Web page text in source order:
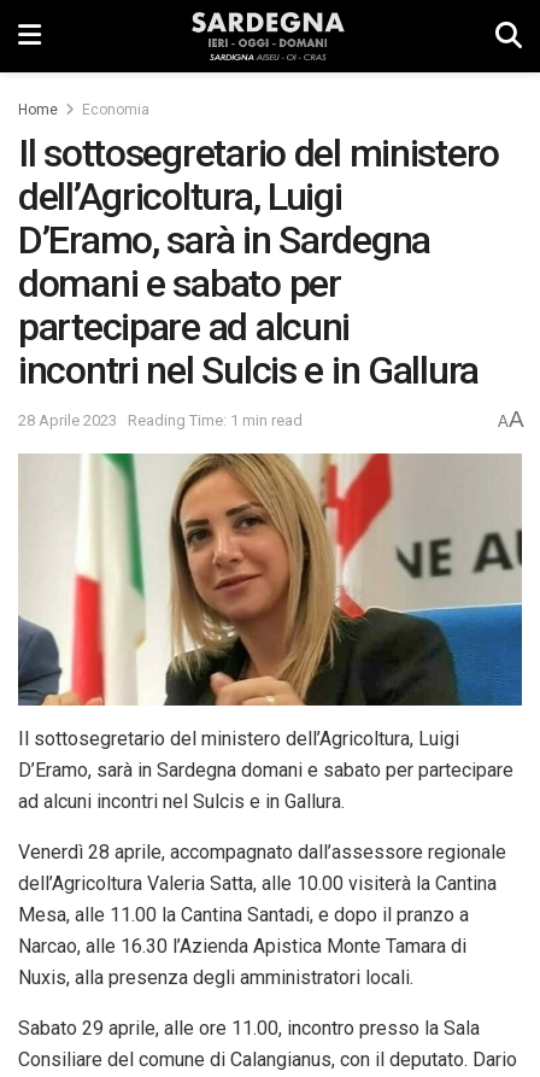
Home Economia
Il sottosegretario del ministero
dell’Agricoltura, Luigi
D’Eramo, sarà in Sardegna
domani e sabato per
partecipare ad alcuni
incontri nel Sulcis e in Gallura
28 Aprile 2023 Reading Time: 1 min read AA
Il sottosegretario del ministero dell’Agricoltura, Luigi
D’Eramo, sarà in Sardegna domani e sabato per partecipare
ad alcuni incontri nel Sulcis e in Gallura.
Venerdì 28 aprile, accompagnato dall’assessore regionale
dell’Agricoltura Valeria Satta, alle 10.00 visiterà la Cantina
Mesa, alle 11.00 la Cantina Santadi, e dopo il pranzo a
Narcao, alle 16.30 l’Azienda Apistica Monte Tamara di
Nuxis, alla presenza degli amministratori locali.
Sabato 29 aprile, alle ore 11.00, incontro presso la Sala
Consiliare del comune di Calangianus, con il deputato. Dario